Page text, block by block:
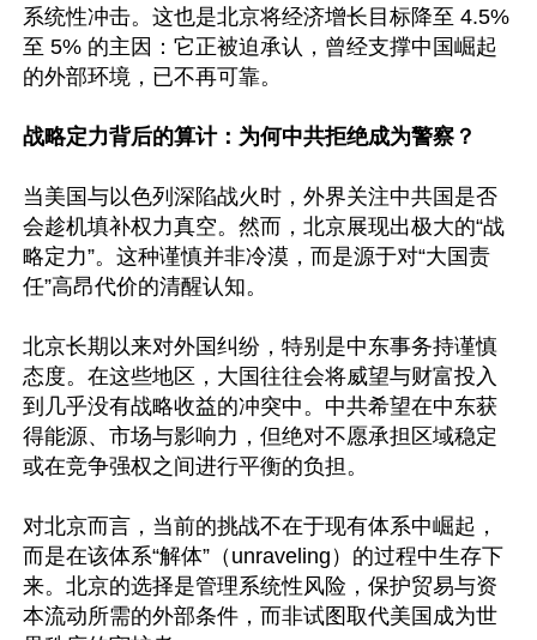
系统性冲击。这也是北京将经济增长目标降至 4.5%
至 5% 的主因：它正被迫承认，曾经支撑中国崛起
的外部环境，已不再可靠。
战略定力背后的算计：为何中共拒绝成为警察？
当美国与以色列深陷战火时，外界关注中共国是否
会趁机填补权力真空。然而，北京展现出极大的“战
略定力”。这种谨慎并非冷漠，而是源于对“大国责
任”高昂代价的清醒认知。
北京长期以来对外国纠纷，特别是中东事务持谨慎
态度。在这些地区，大国往往会将威望与财富投入
到几乎没有战略收益的冲突中。中共希望在中东获
得能源、市场与影响力，但绝对不愿承担区域稳定
或在竞争强权之间进行平衡的负担。
对北京而言，当前的挑战不在于现有体系中崛起，
而是在该体系“解体”（unraveling）的过程中生存下
来。北京的选择是管理系统性风险，保护贸易与资
本流动所需的外部条件，而非试图取代美国成为世